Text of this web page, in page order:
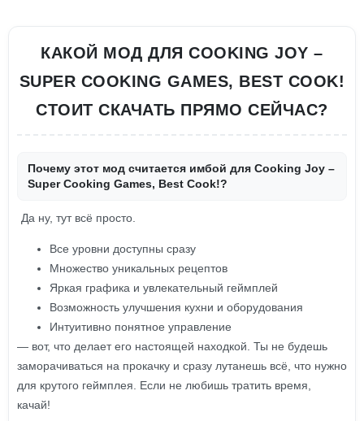
КАКОЙ МОД ДЛЯ COOKING JOY –
SUPER COOKING GAMES, BEST COOK!
СТОИТ СКАЧАТЬ ПРЯМО СЕЙЧАС?
Почему этот мод считается имбой для Cooking Joy –
Super Cooking Games, Best Cook!?
Да ну, тут всё просто.
Все уровни доступны сразу
Множество уникальных рецептов
Яркая графика и увлекательный геймплей
Возможность улучшения кухни и оборудования
Интуитивно понятное управление
— вот, что делает его настоящей находкой. Ты не будешь
заморачиваться на прокачку и сразу лутанешь всё, что нужно
для крутого геймплея. Если не любишь тратить время,
качай!